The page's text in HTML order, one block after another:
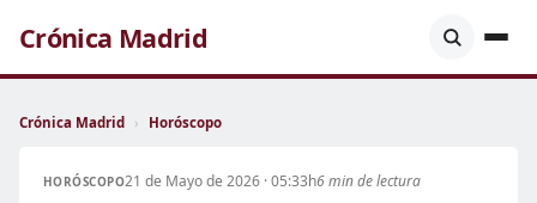
Crónica Madrid
Crónica Madrid › Horóscopo
HORÓSCOPO21 de Mayo de 2026 · 05:33h6 min de lectura